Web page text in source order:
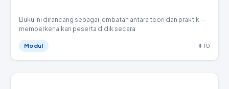
Buku ini dirancang sebagai jembatan antara teori dan praktik —
memperkenalkan peserta didik secara
Modul ⬇ 10